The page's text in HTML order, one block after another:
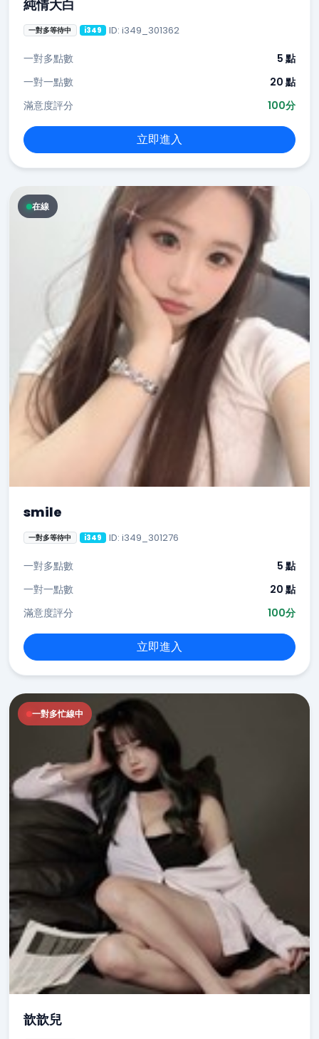
純情大白
一對多等待中 i349 ID: i349_301362
一對多點數
5 點
一對一點數
20 點
滿意度評分
100分
立即進入
在線
smile
一對多等待中 i349 ID: i349_301276
一對多點數
5 點
一對一點數
20 點
滿意度評分
100分
立即進入
一對多忙線中
歆歆兒